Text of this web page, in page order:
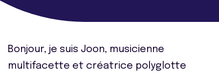
Bonjour, je suis Joon, musicienne
multifacette et créatrice polyglotte